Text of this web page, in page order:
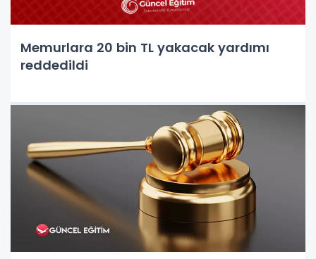
Memurlara 20 bin TL yakacak yardımı
reddedildi